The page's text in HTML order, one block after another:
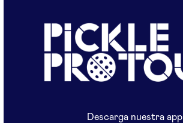
Descarga nuestra app